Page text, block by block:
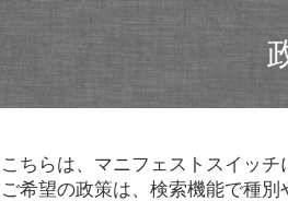
こちらは、マニフェストスイッチ
ご希望の政策は、検索機能で種別